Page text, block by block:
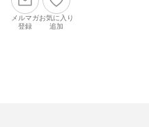
メルマガ
登録
お気に入り
追加